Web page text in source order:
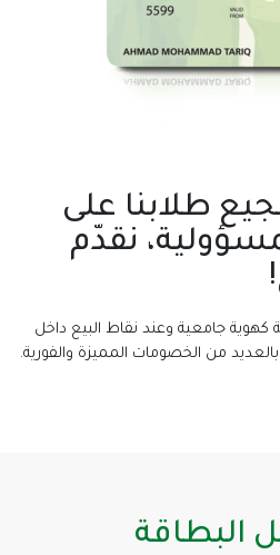
طلابنا على
نقدّم
كهوية جامعية وعند نقاط البيع داخل
من الخصومات المميزة والفورية.
البطاقة